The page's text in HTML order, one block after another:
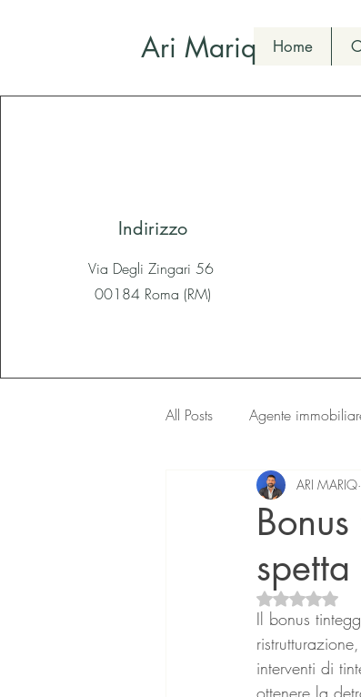
Ari Mariq Home
Indirizzo
Via Degli Zingari 56
00184 Roma (RM)
All Posts Agente
ARI MARIQ
Il bonus
interventi di
ottenere la